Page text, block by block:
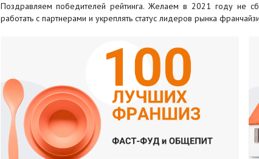
Поздравляем победителей рейтинга. Желаем в 2021 году не
работать с партнерами и укреплять статус лидеров рынка